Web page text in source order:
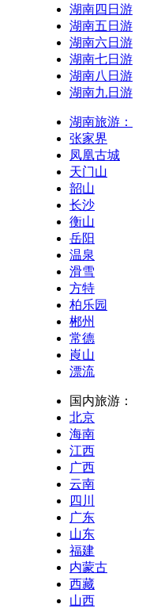
湖南四日游
湖南五日游
湖南六日游
湖南七日游
湖南八日游
湖南九日游
湖南旅游：
张家界
凤凰古城
天门山
韶山
长沙
衡山
岳阳
温泉
滑雪
方特
柏乐园
郴州
常德
崀山
漂流
国内旅游：
北京
海南
江西
广西
云南
四川
广东
山东
福建
内蒙古
西藏
山西